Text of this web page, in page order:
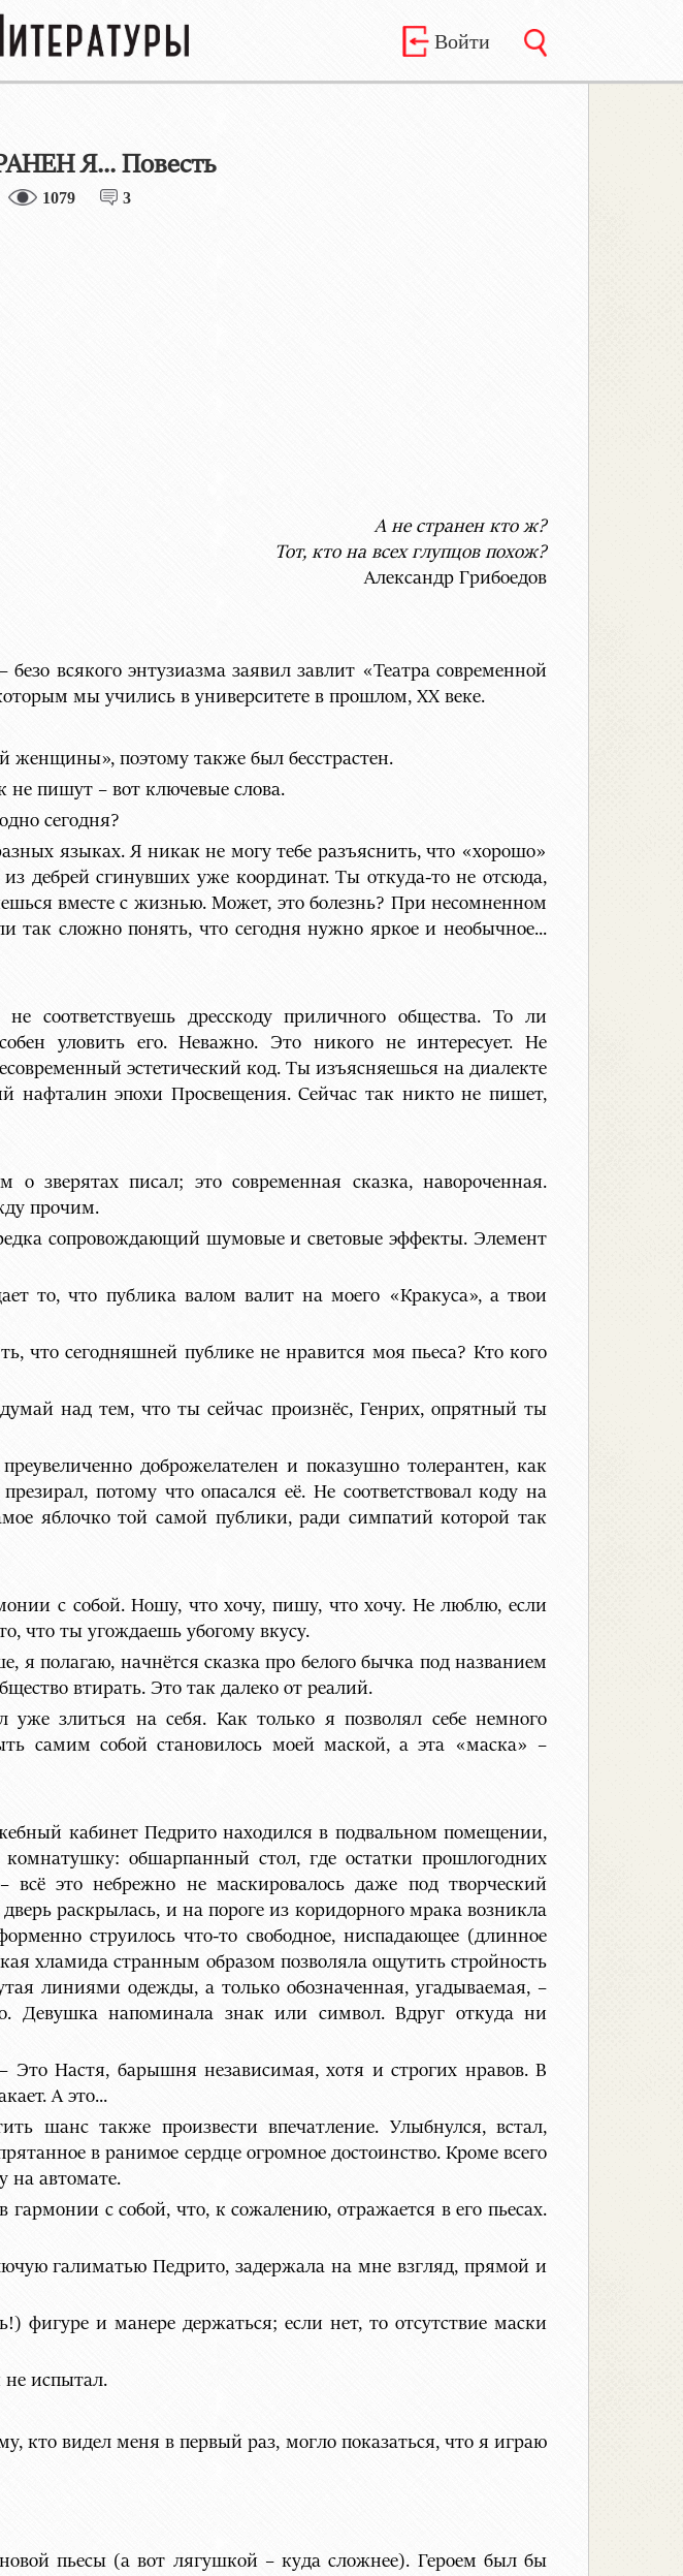
Войти
Я... Повесть
1079 3
А не странен кто ж?
Тот, кто на всех глупцов похож?
Александр Грибоедов
всякого энтузиазма заявил завлит «Театра современной
мы учились в университете в прошлом, ХХ веке.
женщины», поэтому также был бесстрастен.
не пишут – вот ключевые слова.
сегодня?
языках. Я никак не могу тебе разъяснить, что «хорошо»
дебрей сгинувших уже координат. Ты откуда-то не отсюда,
вместе с жизнью. Может, это болезнь? При несомненном
так сложно понять, что сегодня нужно яркое и необычное...
соответствуешь дресскоду приличного общества. То ли
уловить его. Неважно. Это никого не интересует. Не
эстетический код. Ты изъясняешься на диалекте
эпохи Просвещения. Сейчас так никто не пишет,
писал; это современная сказка, навороченная.
прочим.
сопровождающий шумовые и световые эффекты. Элемент
то, что публика валом валит на моего «Кракуса», а твои
сегодняшней публике не нравится моя пьеса? Кто кого
над тем, что ты сейчас произнёс, Генрих, опрятный ты
доброжелателен и показушно толерантен, как
потому что опасался её. Не соответствовал коду на
яблочко той самой публики, ради симпатий которой так
с собой. Ношу, что хочу, пишу, что хочу. Не люблю, если
что ты угождаешь убогому вкусу.
я полагаю, начнётся сказка про белого бычка под названием
втирать. Это так далеко от реалий.
злиться на себя. Как только я позволял себе немного
самим собой становилось моей маской, а эта «маска» –
кабинет Педрито находился в подвальном помещении,
обшарпанный стол, где остатки прошлогодних
это небрежно не маскировалось даже под творческий
раскрылась, и на пороге из коридорного мрака возникла
струилось что-то свободное, ниспадающее (длинное
хламида странным образом позволяла ощутить стройность
линиями одежды, а только обозначенная, угадываемая, –
Девушка напоминала знак или символ. Вдруг откуда ни
Это Настя, барышня независимая, хотя и строгих нравов. В
А это...
шанс также произвести впечатление. Улыбнулся, встал,
в ранимое сердце огромное достоинство. Кроме всего
на автомате.
с собой, что, к сожалению, отражается в его пьесах.
галиматью Педрито, задержала на мне взгляд, прямой и
фигуре и манере держаться; если нет, то отсутствие маски
не испытал.
кто видел меня в первый раз, могло показаться, что я играю
пьесы (а вот лягушкой – куда сложнее). Героем был бы